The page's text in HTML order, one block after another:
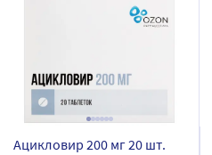
Ацикловир 200 мг 20 шт.